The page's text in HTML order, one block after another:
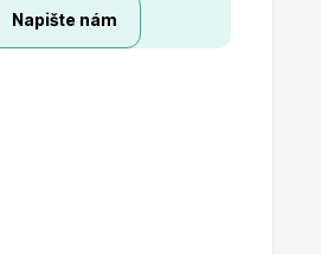
Napište nám